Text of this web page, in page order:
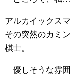
アルカイックス
その突然のカミ
棋士。
「優しそうな雰